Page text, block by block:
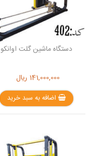
دستگاه ماشین گلت اوانکو
141,000,000 ریال
اضافه به سبد خرید